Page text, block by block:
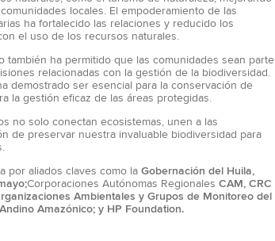
locales. El empoderamiento de las
ha fortalecido las relaciones y reducido los
el uso de los recursos naturales.
también ha permitido que las comunidades sean parte
relacionadas con la gestión de la biodiversidad.
demostrado ser esencial para la conservación de
la gestión eficaz de las áreas protegidas.
no solo conectan ecosistemas, unen a las
de preservar nuestra invaluable biodiversidad para
por aliados claves como la Gobernación del Huila,
Corporaciones Autónomas Regionales CAM, CRC
Ambientales y Grupos de Monitoreo del
Amazónico; y HP Foundation.